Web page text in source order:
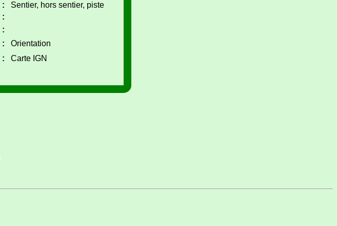
:
Sentier, hors sentier, piste
:
:
:
Orientation
: Carte IGN